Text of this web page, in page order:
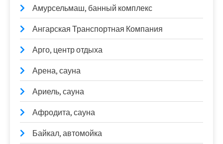
Амурсельмаш, банный комплекс
Ангарская Транспортная Компания
Арго, центр отдыха
Арена, сауна
Ариель, сауна
Афродита, сауна
Байкал, автомойка